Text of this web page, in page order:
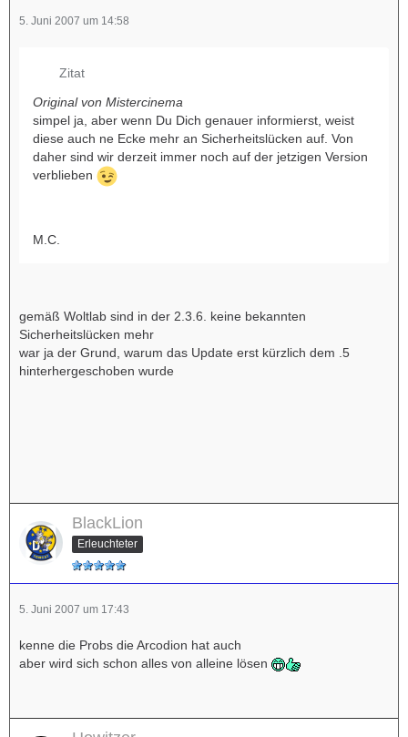
5. Juni 2007 um 14:58
Zitat
Original von Mistercinema
simpel ja, aber wenn Du Dich genauer informierst, weist
diese auch ne Ecke mehr an Sicherheitslücken auf. Von
daher sind wir derzeit immer noch auf der jetzigen Version
verblieben
M.C.
gemäß Woltlab sind in der 2.3.6. keine bekannten
Sicherheitslücken mehr
war ja der Grund, warum das Update erst kürzlich dem .5
hinterhergeschoben wurde
BlackLion
Erleuchteter
5. Juni 2007 um 17:43
kenne die Probs die Arcodion hat auch
aber wird sich schon alles von alleine lösen